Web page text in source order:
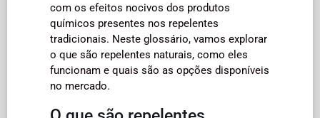
com os efeitos nocivos dos produtos
químicos presentes nos repelentes
tradicionais. Neste glossário, vamos explorar
o que são repelentes naturais, como eles
funcionam e quais são as opções disponíveis
no mercado.